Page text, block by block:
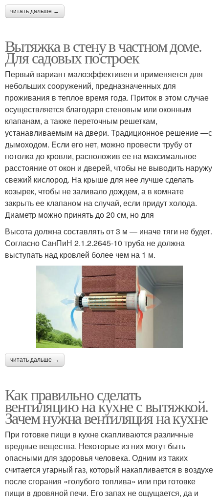
читать дальше →
Вытяжка в стену в частном доме.
Для садовых построек
Первый вариант малоэффективен и применяется для
небольших сооружений, предназначенных для
проживания в теплое время года. Приток в этом случае
осуществляется благодаря стеновым или оконным
клапанам, а также переточным решеткам,
устанавливаемым на двери. Традиционное решение —с
дымоходом. Если его нет, можно провести трубу от
потолка до кровли, расположив ее на максимальное
расстояние от окон и дверей, чтобы не выводить наружу
свежий кислород. На крыше для нее лучше сделать
козырек, чтобы не заливало дождем, а в комнате
закрыть ее клапаном на случай, если придут холода.
Диаметр можно принять до 20 см, но для
Высота должна составлять от 3 м — иначе тяги не будет.
Согласно СанПиН 2.1.2.2645-10 труба не должна
выступать над кровлей более чем на 1 м.
читать дальше →
Как правильно сделать
вентиляцию на кухне с вытяжкой.
Зачем нужна вентиляция на кухне
При готовке пищи в кухне скапливаются различные
вредные вещества. Некоторые из них могут быть
опасными для здоровья человека. Одним из таких
считается угарный газ, который накапливается в воздухе
после сгорания «голубого топлива» или при готовке
пищи в дровяной печи. Его запах не ощущается, да и